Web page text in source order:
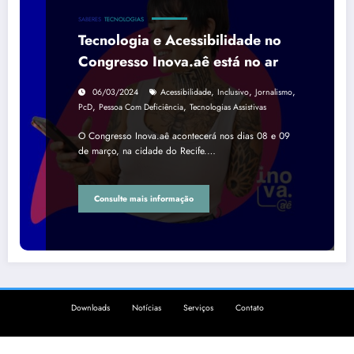
SABERES TECNOLOGIAS
Tecnologia e Acessibilidade no
Congresso Inova.aê está no ar
06/03/2024 Acessibilidade, Inclusivo, Jornalismo,
PcD, Pessoa Com Deficiência, Tecnologias Assistivas
O Congresso Inova.aê acontecerá nos dias 08 e 09
de março, na cidade do Recife.…
Consulte mais informação
Downloads Notícias Serviços Contato